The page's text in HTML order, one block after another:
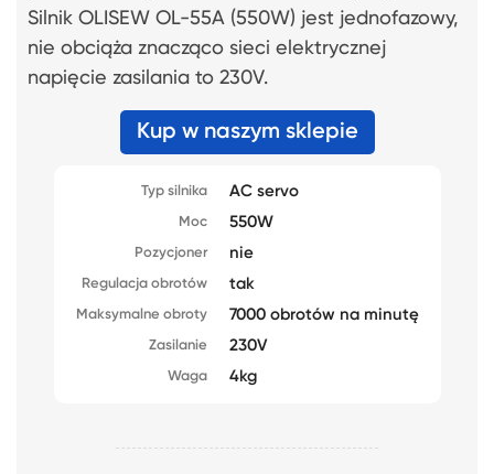
Silnik OLISEW OL-55A (550W) jest jednofazowy,
nie obciąża znacząco sieci elektrycznej
napięcie zasilania to 230V.
Kup w naszym sklepie
Typ silnika AC servo
Moc 550W
Pozycjoner nie
Regulacja obrotów tak
Maksymalne obroty 7000 obrotów na minutę
Zasilanie 230V
Waga 4kg